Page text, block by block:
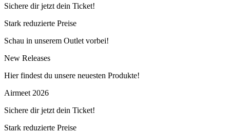
Sichere dir jetzt dein Ticket!
Stark reduzierte Preise
Schau in unserem Outlet vorbei!
New Releases
Hier findest du unsere neuesten Produkte!
Airmeet 2026
Sichere dir jetzt dein Ticket!
Stark reduzierte Preise